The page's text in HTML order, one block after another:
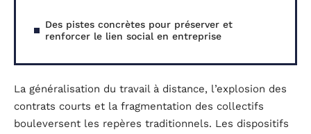
Des pistes concrètes pour préserver et
renforcer le lien social en entreprise
La généralisation du travail à distance, l’explosion des
contrats courts et la fragmentation des collectifs
bouleversent les repères traditionnels. Les dispositifs